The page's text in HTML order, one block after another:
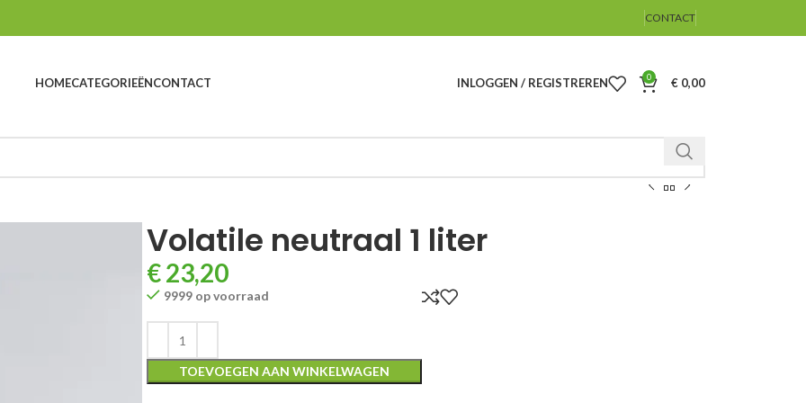
CONTACT
HOMECATEGORIEËNCONTACT INLOGGEN / REGISTREREN 0 € 0,00
Volatile neutraal 1 liter
€23,20
9999 op voorraad
TOEVOEGEN AAN WINKELWAGEN